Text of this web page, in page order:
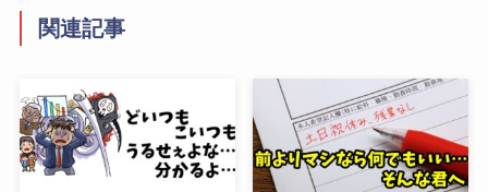
関連記事